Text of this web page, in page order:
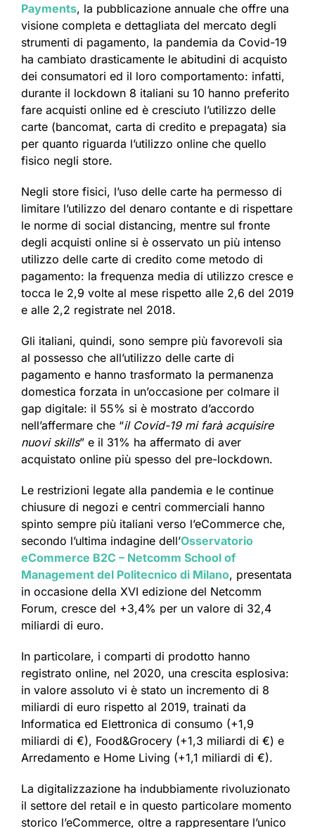
Payments, la pubblicazione annuale che offre una
visione completa e dettagliata del mercato degli
strumenti di pagamento, la pandemia da Covid-19
ha cambiato drasticamente le abitudini di acquisto
dei consumatori ed il loro comportamento: infatti,
durante il lockdown 8 italiani su 10 hanno preferito
fare acquisti online ed è cresciuto l’utilizzo delle
carte (bancomat, carta di credito e prepagata) sia
per quanto riguarda l’utilizzo online che quello
fisico negli store.
Negli store fisici, l’uso delle carte ha permesso di
limitare l’utilizzo del denaro contante e di rispettare
le norme di social distancing, mentre sul fronte
degli acquisti online si è osservato un più intenso
utilizzo delle carte di credito come metodo di
pagamento: la frequenza media di utilizzo cresce e
tocca le 2,9 volte al mese rispetto alle 2,6 del 2019
e alle 2,2 registrate nel 2018.
Gli italiani, quindi, sono sempre più favorevoli sia
al possesso che all’utilizzo delle carte di
pagamento e hanno trasformato la permanenza
domestica forzata in un’occasione per colmare il
gap digitale: il 55% si è mostrato d’accordo
nell’affermare che “il Covid-19 mi farà acquisire
nuovi skills” e il 31% ha affermato di aver
acquistato online più spesso del pre-lockdown.
Le restrizioni legate alla pandemia e le continue
chiusure di negozi e centri commerciali hanno
spinto sempre più italiani verso l’eCommerce che,
secondo l’ultima indagine dell’Osservatorio
eCommerce B2C – Netcomm School of
Management del Politecnico di Milano, presentata
in occasione della XVI edizione del Netcomm
Forum, cresce del +3,4% per un valore di 32,4
miliardi di euro.
In particolare, i comparti di prodotto hanno
registrato online, nel 2020, una crescita esplosiva:
in valore assoluto vi è stato un incremento di 8
miliardi di euro rispetto al 2019, trainati da
Informatica ed Elettronica di consumo (+1,9
miliardi di €), Food&Grocery (+1,3 miliardi di €) e
Arredamento e Home Living (+1,1 miliardi di €).
La digitalizzazione ha indubbiamente rivoluzionato
il settore del retail e in questo particolare momento
storico l’eCommerce, oltre a rappresentare l’unico